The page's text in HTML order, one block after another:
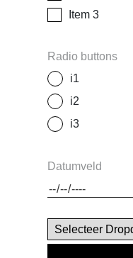
Item 3
Radio buttons
i1
i2
i3
Datumveld